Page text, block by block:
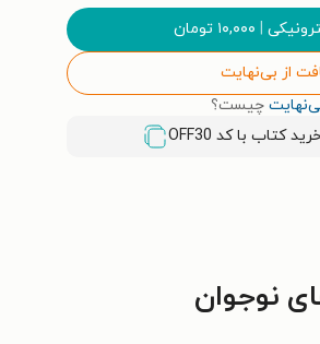
۱۰,۰۰۰ تومان
از بی‌نهایت
چیست؟
OFF30
نوجوان